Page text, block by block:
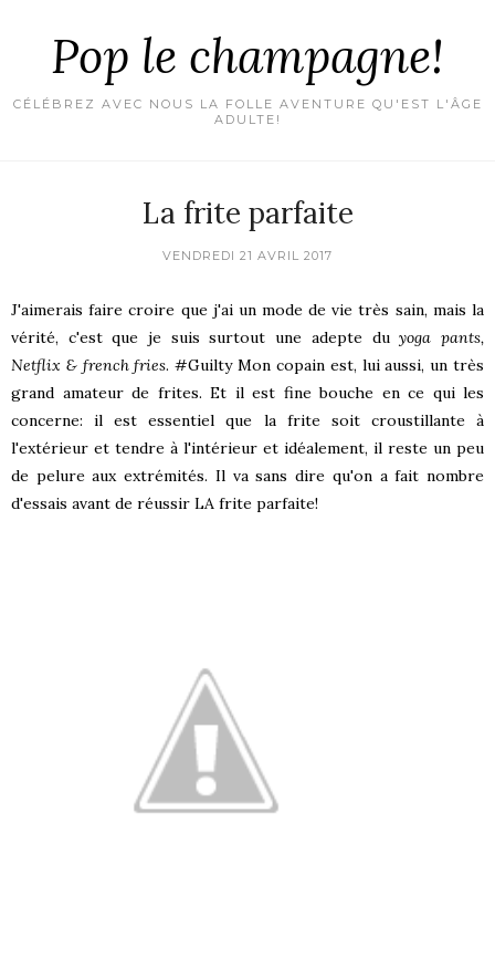
Pop le champagne!
CÉLÉBREZ AVEC NOUS LA FOLLE AVENTURE QU'EST L'ÂGE
ADULTE!
La frite parfaite
VENDREDI 21 AVRIL 2017
J'aimerais faire croire que j'ai un mode de vie très sain, mais la
vérité, c'est que je suis surtout une adepte duyoga pants,
Netflix & french fries. #Guilty Mon copain est, lui aussi, un très
grand amateur de frites. Et il est fine bouche en ce qui les
concerne: il est essentiel que la frite soit croustillante à
l'extérieur et tendre à l'intérieur et idéalement, il reste un peu
de pelure aux extrémités. Il va sans dire qu'on a fait nombre
d'essais avant de réussir LA frite parfaite!